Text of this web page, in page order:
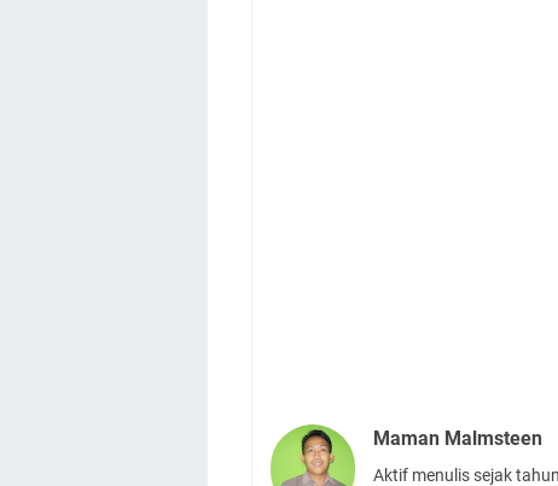
Maman Malmsteen
Aktif menulis sejak